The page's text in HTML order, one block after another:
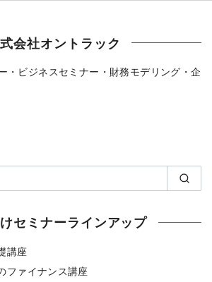
会社オントラック
・ビジネスセミナー・財務モデリング・企
セミナーラインアップ
講座
ファイナンス講座